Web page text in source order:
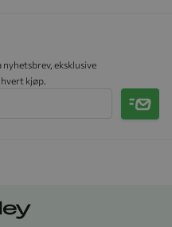
eksklusive
kjøp.
Meld